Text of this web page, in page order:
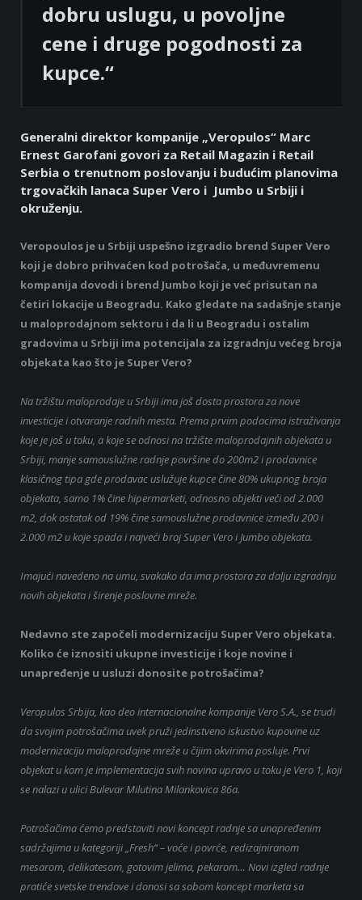
dobru uslugu, u povoljne
cene i druge pogodnosti za
kupce.“
Generalni direktor kompanije „Veropulos“ Marc
Ernest Garofani govori za Retail Magazin i Retail
Serbia o trenutnom poslovanju i budućim planovima
trgovačkih lanaca Super Vero i Jumbo u Srbiji i
okruženju.
Veropoulos je u Srbiji uspešno izgradio brend Super Vero
koji je dobro prihvaćen kod potrošača, u međuvremenu
kompanija dovodi i brend Jumbo koji je već prisutan na
četiri lokacije u Beogradu. Kako gledate na sadašnje stanje
u maloprodajnom sektoru i da li u Beogradu i ostalim
gradovima u Srbiji ima potencijala za izgradnju većeg broja
objekata kao što je Super Vero?
Na tržištu maloprodaje u Srbiji ima još dosta prostora za nove
investicije i otvaranje radnih mesta. Prema prvim podacima istraživanja
koje je još u toku, a koje se odnosi na tržište maloprodajnih objekata u
Srbiji, manje samouslužne radnje površine do 200m2 i prodavnice
klasičnog tipa gde prodavac uslužuje kupce čine 80% ukupnog broja
objekata, samo 1% čine hipermarketi, odnosno objekti veći od 2.000
m2, dok ostatak od 19% čine samouslužne prodavnice između 200 i
2.000 m2 u koje spada i najveći broj Super Vero i Jumbo objekata.
Imajući navedeno na umu, svakako da ima prostora za dalju izgradnju
novih objekata i širenje poslovne mreže.
Nedavno ste započeli modernizaciju Super Vero objekata.
Koliko će iznositi ukupne investicije i koje novine i
unapređenje u usluzi donosite potrošačima?
Veropulos Srbija, kao deo internacionalne kompanije Vero S.A., se trudi
da svojim potrošačima uvek pruži jedinstveno iskustvo kupovine uz
modernizaciju maloprodajne mreže u čijim okvirima posluje. Prvi
objekat u kom je implementacija svih novina upravo u toku je Vero 1, koji
se nalazi u ulici Bulevar Milutina Milankovica 86a.
Potrošačima ćemo predstaviti novi koncept radnje sa unapređenim
sadržajima u kategoriji „Fresh“ – voće i povrće, redizajniranom
mesarom, delikatesom, gotovim jelima, pekarom… Novi izgled radnje
pratiće svetske trendove i donosi sa sobom koncept marketa sa